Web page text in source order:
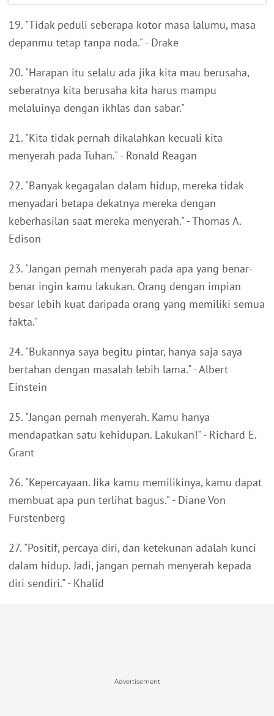
19. "Tidak peduli seberapa kotor masa lalumu, masa
depanmu tetap tanpa noda." - Drake
20. "Harapan itu selalu ada jika kita mau berusaha,
seberatnya kita berusaha kita harus mampu
melaluinya dengan ikhlas dan sabar."
21. "Kita tidak pernah dikalahkan kecuali kita
menyerah pada Tuhan." - Ronald Reagan
22. "Banyak kegagalan dalam hidup, mereka tidak
menyadari betapa dekatnya mereka dengan
keberhasilan saat mereka menyerah." - Thomas A.
Edison
23. "Jangan pernah menyerah pada apa yang benar-
benar ingin kamu lakukan. Orang dengan impian
besar lebih kuat daripada orang yang memiliki semua
fakta."
24. "Bukannya saya begitu pintar, hanya saja saya
bertahan dengan masalah lebih lama." - Albert
Einstein
25. "Jangan pernah menyerah. Kamu hanya
mendapatkan satu kehidupan. Lakukan!" - Richard E.
Grant
26. "Kepercayaan. Jika kamu memilikinya, kamu dapat
membuat apa pun terlihat bagus." - Diane Von
Furstenberg
27. "Positif, percaya diri, dan ketekunan adalah kunci
dalam hidup. Jadi, jangan pernah menyerah kepada
diri sendiri." - Khalid
Advertisement